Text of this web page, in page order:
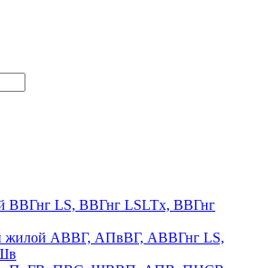
ВВГнг LS, ВВГнг LSLTx, ВВГнг
жилой АВВГ, АПвВГ, АВВГнг LS,